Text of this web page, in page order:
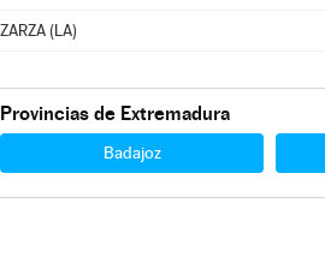
ZARZA (LA)
Provincias de Extremadura
Badajoz